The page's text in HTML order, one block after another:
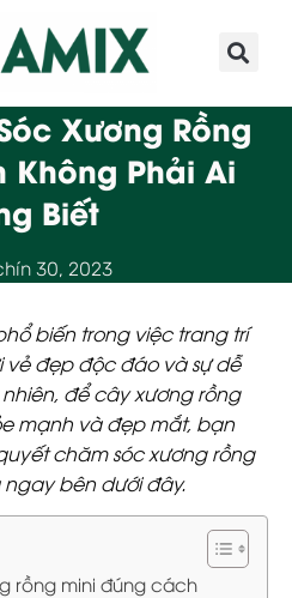
Xương Rồng
Phải Ai
Biết
30, 2023
biến trong việc trang trí
vẻ đẹp độc đáo và sự dễ
để cây xương rồng
mạnh và đẹp mắt, bạn
chăm sóc xương rồng
bên dưới đây.
rồng mini đúng cách